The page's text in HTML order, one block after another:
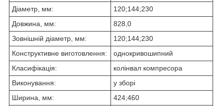
Діаметр, мм:
120;144;230
Довжина, мм:
828,0
Зовнішній діаметр, мм:
120;144;230
Конструктивне виготовлення:
однокривошипний
Класифікація:
колінвал компресора
Виконування:
у зборі
Ширина, мм:
424;460